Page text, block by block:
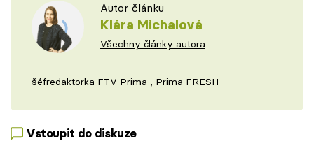
Autor článku
Klára Michalová
Všechny články autora
šéfredaktorka FTV Prima , Prima FRESH
Vstoupit do diskuze